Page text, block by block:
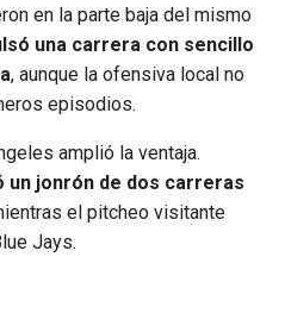
en la parte baja del mismo
una carrera con sencillo
, aunque la ofensiva local no
episodios.
amplió la ventaja.
un jonrón de dos carreras
el pitcheo visitante
Jays.